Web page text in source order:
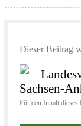
Dieser Beitrag
Sachsen-
Für den Inhalt dieses